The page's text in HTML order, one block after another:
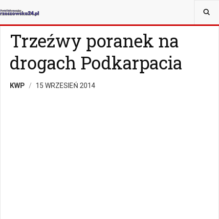
JESTEŚ TUTAJ:
Trzeźwy poranek na
drogach Podkarpacia
KWP 15 WRZESIEŃ 2014